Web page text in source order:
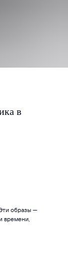
в
образы —
времени,